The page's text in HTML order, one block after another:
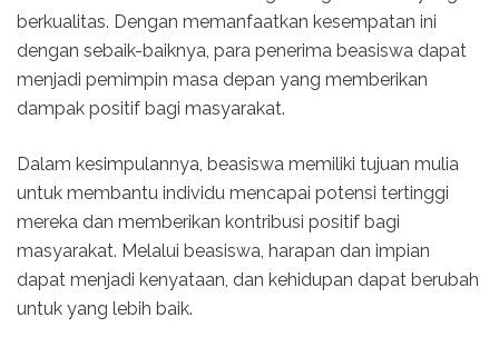
berkualitas. Dengan memanfaatkan kesempatan ini
dengan sebaik-baiknya, para penerima beasiswa dapat
menjadi pemimpin masa depan yang memberikan
dampak positif bagi masyarakat.
Dalam kesimpulannya, beasiswa memiliki tujuan mulia
untuk membantu individu mencapai potensi tertinggi
mereka dan memberikan kontribusi positif bagi
masyarakat. Melalui beasiswa, harapan dan impian
dapat menjadi kenyataan, dan kehidupan dapat berubah
untuk yang lebih baik.